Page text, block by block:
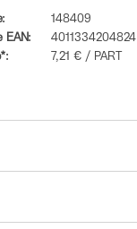
148409
EAN:
4011334204824
7,21 € / PART